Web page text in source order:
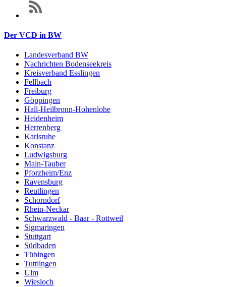
Der VCD in BW
Landesverband BW
Nachrichten Bodenseekreis
Kreisverband Esslingen
Fellbach
Freiburg
Göppingen
Hall-Heilbronn-Hohenlohe
Heidenheim
Herrenberg
Karlsruhe
Konstanz
Ludwigsburg
Main-Tauber
Pforzheim/Enz
Ravensburg
Reutlingen
Schorndorf
Rhein-Neckar
Schwarzwald - Baar - Rottweil
Sigmaringen
Stuttgart
Südbaden
Tübingen
Tuttlingen
Ulm
Wiesloch